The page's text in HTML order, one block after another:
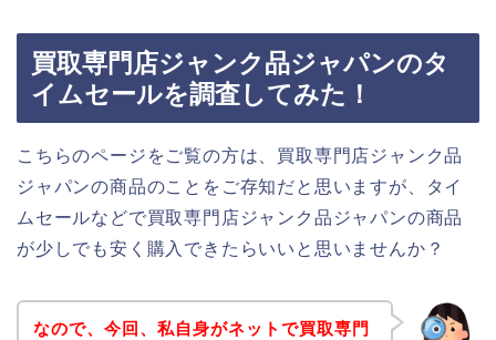
買取専門店ジャンク品ジャパンのタ
イムセールを調査してみた！
こちらのページをご覧の方は、買取専門店ジャンク品
ジャパンの商品のことをご存知だと思いますが、タイ
ムセールなどで買取専門店ジャンク品ジャパンの商品
が少しでも安く購入できたらいいと思いませんか？
なので、今回、私自身がネットで買取専門